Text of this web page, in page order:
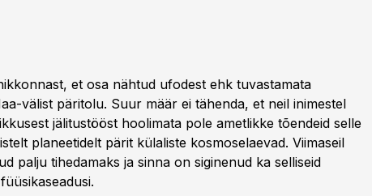
et osa nähtud ufodest ehk tuvastamata
välist päritolu. Suur määr ei tähenda, et neil inimestel
jälitustööst hoolimata pole ametlikke tõendeid selle
planeetidelt pärit külaliste kosmose­laevad. Viimaseil
palju tihedamaks ja sinna on siginenud ka selliseid